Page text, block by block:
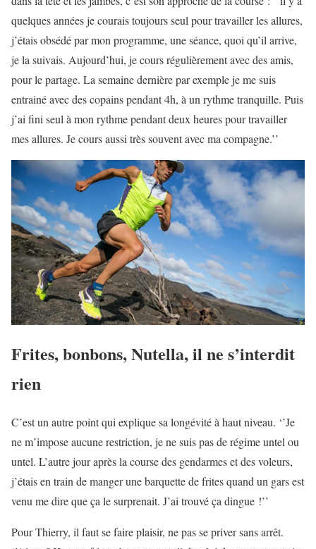
quelques années je courais toujours seul pour travailler les allures,
j’étais obsédé par mon programme, une séance, quoi qu’il arrive,
je la suivais. Aujourd’hui, je cours régulièrement avec des amis,
pour le partage. La semaine dernière par exemple je me suis
entrainé avec des copains pendant 4h, à un rythme tranquille. Puis
j’ai fini seul à mon rythme pendant deux heures pour travailler
mes allures. Je cours aussi très souvent avec ma compagne.’’
Frites, bonbons, Nutella, il ne s’interdit
rien
C’est un autre point qui explique sa longévité à haut niveau. ‘’Je
ne m’impose aucune restriction, je ne suis pas de régime untel ou
untel. L’autre jour après la course des gendarmes et des voleurs,
j’étais en train de manger une barquette de frites quand un gars est
venu me dire que ça le surprenait. J’ai trouvé ça dingue !’’
Pour Thierry, il faut se faire plaisir, ne pas se priver sans arrêt.